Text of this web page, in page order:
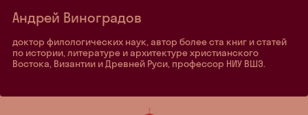
Андрей Виноградов
доктор филологических наук, автор более ста книг и статей
по истории, литературе и архитектуре христианского
Востока, Византии и Древней Руси, профессор НИУ ВШЭ.